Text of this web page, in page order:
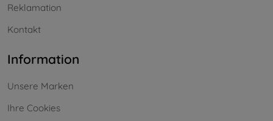
Reklamation
Kontakt
Information
Unsere Marken
Ihre Cookies